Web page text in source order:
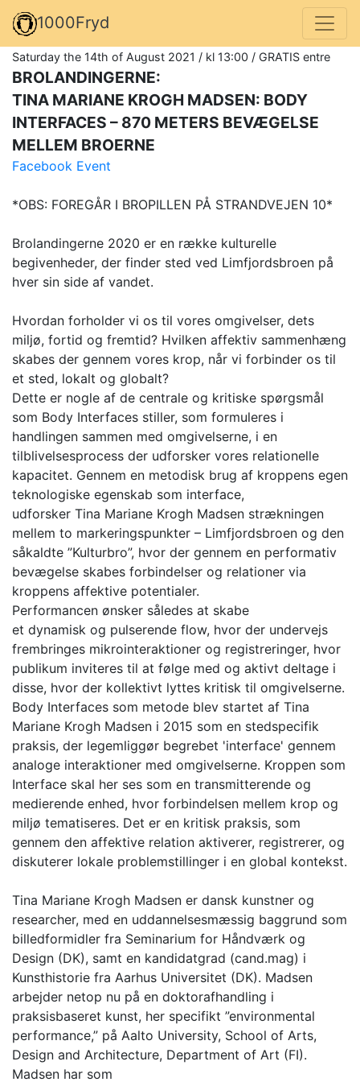
1000Fryd
Saturday the 14th of August 2021 / kl 13:00 / GRATIS entre
BROLANDINGERNE:
TINA MARIANE KROGH MADSEN: BODY
INTERFACES – 870 METERS BEVÆGELSE
MELLEM BROERNE
Facebook Event
*OBS: FOREGÅR I BROPILLEN PÅ STRANDVEJEN 10*
Brolandingerne 2020 er en række kulturelle
begivenheder, der finder sted ved Limfjordsbroen på
hver sin side af vandet.
Hvordan forholder vi os til vores omgivelser, dets
miljø, fortid og fremtid? Hvilken affektiv sammenhæng
skabes der gennem vores krop, når vi forbinder os til
et sted, lokalt og globalt?
Dette er nogle af de centrale og kritiske spørgsmål
som Body Interfaces stiller, som formuleres i
handlingen sammen med omgivelserne, i en
tilblivelsesprocess der udforsker vores relationelle
kapacitet. Gennem en metodisk brug af kroppens egen
teknologiske egenskab som interface,
udforsker Tina Mariane Krogh Madsen strækningen
mellem to markeringspunkter – Limfjordsbroen og den
såkaldte ”Kulturbro”, hvor der gennem en performativ
bevægelse skabes forbindelser og relationer via
kroppens affektive potentialer.
Performancen ønsker således at skabe
et dynamisk og pulserende flow, hvor der undervejs
frembringes mikrointeraktioner og registreringer, hvor
publikum inviteres til at følge med og aktivt deltage i
disse, hvor der kollektivt lyttes kritisk til omgivelserne.
Body Interfaces som metode blev startet af Tina
Mariane Krogh Madsen i 2015 som en stedspecifik
praksis, der legemliggør begrebet 'interface' gennem
analoge interaktioner med omgivelserne. Kroppen som
Interface skal her ses som en transmitterende og
medierende enhed, hvor forbindelsen mellem krop og
miljø tematiseres. Det er en kritisk praksis, som
gennem den affektive relation aktiverer, registrerer, og
diskuterer lokale problemstillinger i en global kontekst.
Tina Mariane Krogh Madsen er dansk kunstner og
researcher, med en uddannelsesmæssig baggrund som
billedformidler fra Seminarium for Håndværk og
Design (DK), samt en kandidatgrad (cand.mag) i
Kunsthistorie fra Aarhus Universitet (DK). Madsen
arbejder netop nu på en doktorafhandling i
praksisbaseret kunst, her specifikt ”environmental
performance,” på Aalto University, School of Arts,
Design and Architecture, Department of Art (FI).
Madsen har som